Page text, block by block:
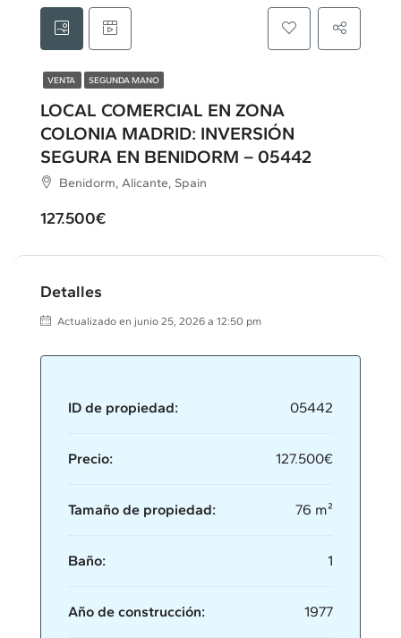
VENTA SEGUNDA MANO
LOCAL COMERCIAL EN ZONA
COLONIA MADRID: INVERSIÓN
SEGURA EN BENIDORM – 05442
Benidorm, Alicante, Spain
127.500€
Detalles
Actualizado en junio 25, 2026 a 12:50 pm
ID de propiedad: 05442
Precio: 127.500€
Tamaño de propiedad: 76 m²
Baño: 1
Año de construcción: 1977